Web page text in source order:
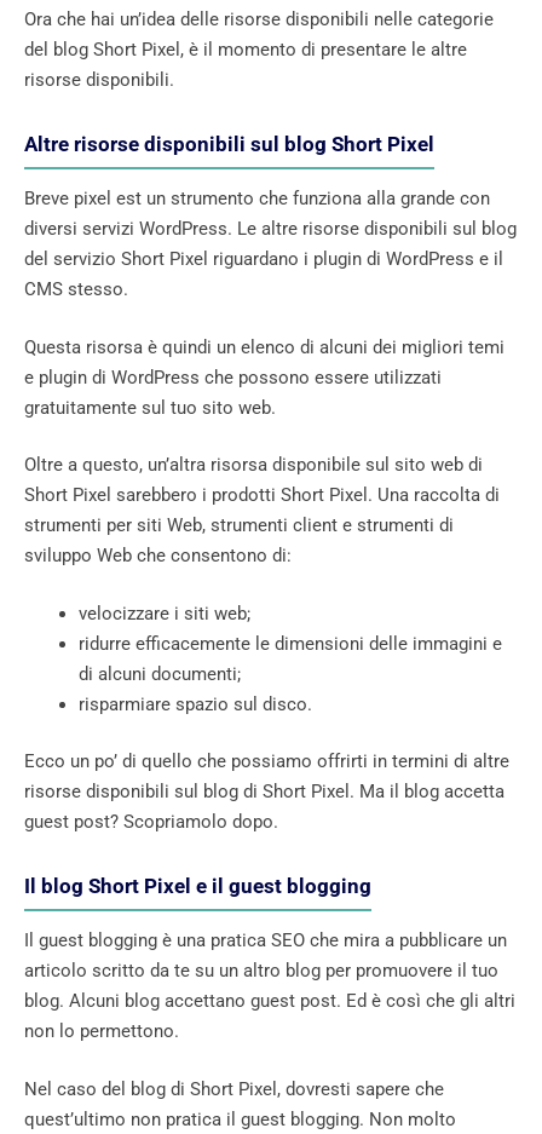
Ora che hai un’idea delle risorse disponibili nelle categorie
del blog Short Pixel, è il momento di presentare le altre
risorse disponibili.
Altre risorse disponibili sul blog Short Pixel
Breve pixel est un strumento che funziona alla grande con
diversi servizi WordPress. Le altre risorse disponibili sul blog
del servizio Short Pixel riguardano i plugin di WordPress e il
CMS stesso.
Questa risorsa è quindi un elenco di alcuni dei migliori temi
e plugin di WordPress che possono essere utilizzati
gratuitamente sul tuo sito web.
Oltre a questo, un’altra risorsa disponibile sul sito web di
Short Pixel sarebbero i prodotti Short Pixel. Una raccolta di
strumenti per siti Web, strumenti client e strumenti di
sviluppo Web che consentono di:
velocizzare i siti web;
ridurre efficacemente le dimensioni delle immagini e
di alcuni documenti;
risparmiare spazio sul disco.
Ecco un po’ di quello che possiamo offrirti in termini di altre
risorse disponibili sul blog di Short Pixel. Ma il blog accetta
guest post? Scopriamolo dopo.
Il blog Short Pixel e il guest blogging
Il guest blogging è una pratica SEO che mira a pubblicare un
articolo scritto da te su un altro blog per promuovere il tuo
blog. Alcuni blog accettano guest post. Ed è così che gli altri
non lo permettono.
Nel caso del blog di Short Pixel, dovresti sapere che
quest’ultimo non pratica il guest blogging. Non molto